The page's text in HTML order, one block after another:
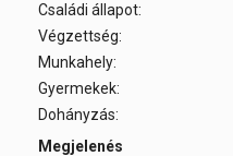
Családi állapot:
Végzettség:
Munkahely:
Gyermekek:
Dohányzás:
Megjelenés